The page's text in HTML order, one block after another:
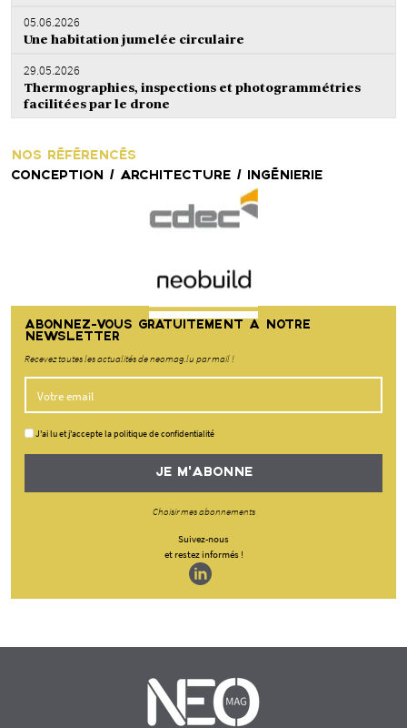
05.06.2026
Une habitation jumelée circulaire
29.05.2026
Thermographies, inspections et photogrammétries
facilitées par le drone
NOS RÉFÉRENCÉS
CONCEPTION / ARCHITECTURE / INGÉNIERIE
ABONNEZ-VOUS GRATUITEMENT À NOTRE
NEWSLETTER
Recevez toutes les actualités de neomag.lu par mail !
J'ai lu et j'accepte la politique de confidentialité
JE M'ABONNE
Choisir mes abonnements
Suivez-nous
et restez informés !